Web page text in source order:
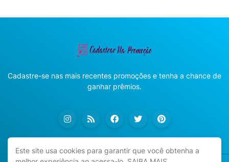
Cadastre-se nas mais recentes promoções e tenha a chance de
ganhar prêmios.
Este site usa cookies para garantir que você obtenha a